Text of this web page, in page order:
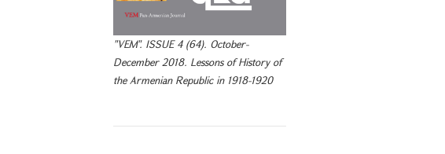
"VEM". ISSUE 4 (64). October-
December 2018. Lessons of History of
the Armenian Republic in 1918-1920